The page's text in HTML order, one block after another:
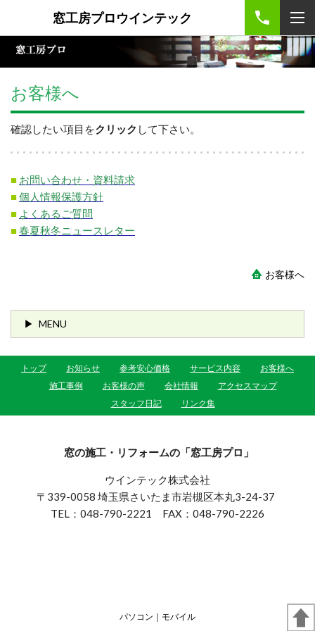
窓工房プロウインテック
お客様へ
確認したい項目をクリック して下さい。
■ お問い合わせ・資料請求
■個人情報保護方針
■ よくあるご質問
■春夏秋冬ニュースレター
お客様へ
MENU
トップ お知らせ 参考安心価格 サービス内容
お客様へ
施工事例
お客様の声 会社情報
アクセスマップ
スタッフ日記
リンク集
窓の施工・リフォームの「窓工房プロ」
ウインテック株式会社
〒339-0058 埼玉県さいたま市岩槻区本丸3-24-37
TEL：048-790-2221 FAX：048-790-2226
パソコン ｜モバイル